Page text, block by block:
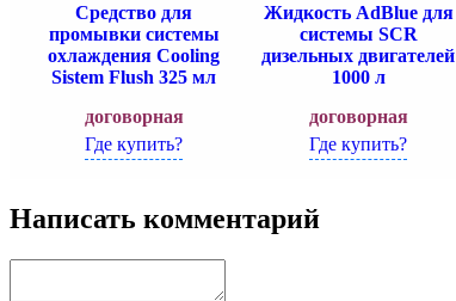
Средство для
промывки системы
охлаждения Cooling
Sistem Flush 325 мл
договорная
Где купить?
Жидкость AdBlue для
системы SCR
дизельных двигателей
1000 л
договорная
Где купить?
Написать комментарий